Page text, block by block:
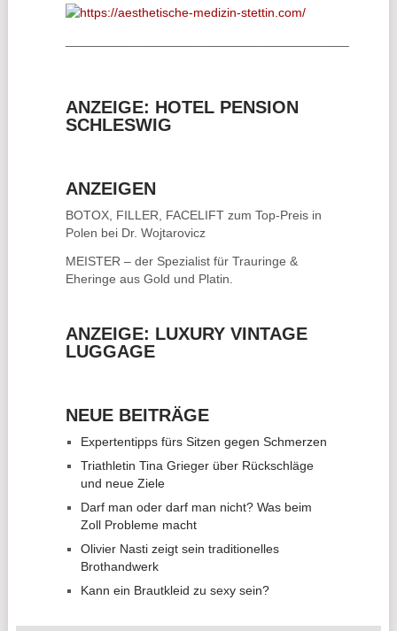
ANZEIGE: HOTEL PENSION
SCHLESWIG
ANZEIGEN
BOTOX, FILLER, FACELIFTzum Top-Preis in
Polen bei Dr. Wojtarovicz
MEISTER – der Spezialist für Trauringe &
Eheringe aus Gold und Platin.
ANZEIGE: LUXURY VINTAGE
LUGGAGE
NEUE BEITRÄGE
Expertentipps fürs Sitzen gegen Schmerzen
Triathletin Tina Grieger über Rückschläge
und neue Ziele
Darf man oder darf man nicht? Was beim
Zoll Probleme macht
Olivier Nasti zeigt sein traditionelles
Brothandwerk
Kann ein Brautkleid zu sexy sein?